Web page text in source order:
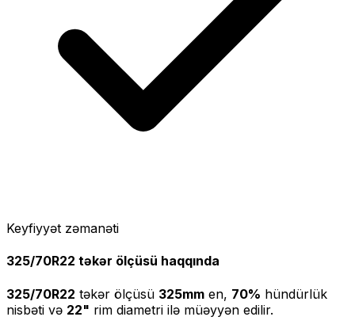
Keyfiyyət zəmanəti
325/70R22 təkər ölçüsü haqqında
325/70R22 təkər ölçüsü 325mm en, 70% hündürlük
nisbəti və 22" rim diametri ilə müəyyən edilir.